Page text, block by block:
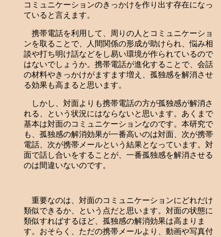
コミュニケーションのきっかけを作り出す存在になっ
ていると言えます。
携帯電話を利用して、周りの人とコミュニケーショ
ンを取ることで、人間関係の形成が助けられ、悩み相
談や打ち明け話などをし易い環境が作られているので
はないでしょうか。携帯電話が進化することで、会話
の材料やきっかけがますます増え、孤独感を解消させ
る効果も高まると思います。
しかし、対面よりも携帯電話の方が孤独感が解消さ
れる、という状況にはならないと思います。あくまで
基本は対面のコミュニケーションなのです。本研究で
も、孤独感の解消効果が一番高いのは対面、次が携帯
電話、次が携帯メールという結果となっています。対
面で話し合いをすることが、一番孤独感を解消させる
のは間違いないのです。
重要なのは、対面のコミュニケーションにどれだけ
類似できるか、という点だと思います。対面の状態に
類似すればするほど、孤独感の解消効果は高まりま
す。おそらく、ただの携帯メールより、動画や写真付